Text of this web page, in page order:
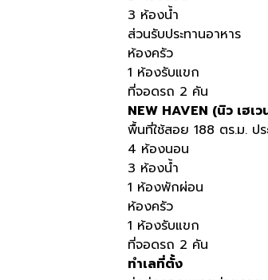
3 ห้องน้ำ
ส่วนรับประทานอาหาร
ห้องครัว
1 ห้องรับแขก
ที่จอดรถ 2 คัน
NEW HAVEN (นิว เฮเว
พื้นที่ใช้สอย 188 ตร.ม. ป
4 ห้องนอน
3 ห้องน้ำ
1 ห้องพักผ่อน
ห้องครัว
1 ห้องรับแขก
ที่จอดรถ 2 คัน
ทำเลที่ตั้ง